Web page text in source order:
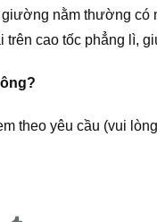
nằm thường có
cao tốc phẳng lì,
theo yêu cầu (vui